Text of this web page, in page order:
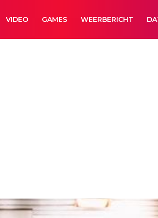
VIDEO GAMES WEERBERICHT